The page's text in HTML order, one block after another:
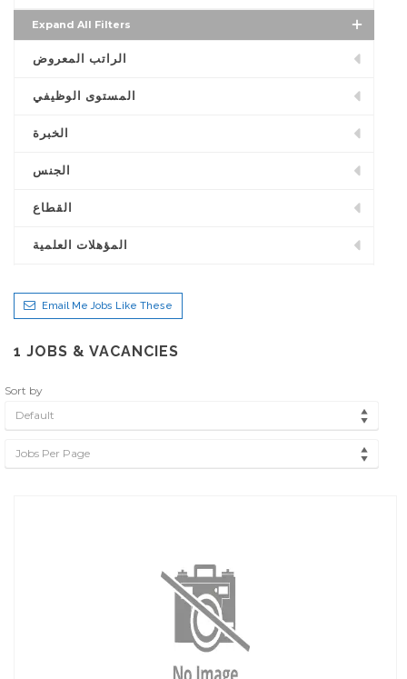
Expand All Filters
الراتب المعروض
المستوى الوظيفي
الخبرة
الجنس
القطاع
المؤهلات العلمية
Email Me Jobs Like These
1 JOBS & VACANCIES
Sort by
Default
Jobs Per Page